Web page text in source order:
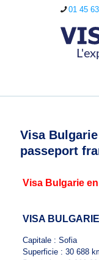
01 45
Visa
passeport
Visa Bulgarie
VISA
Capitale : Sofia
Superficie : 30 688